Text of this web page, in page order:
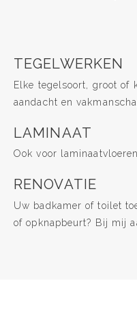
TEGELWERKEN
Elke tegelsoort, groot of
aandacht en
LAMINAAT
Ook voor
RENOVATIE
Uw badkamer of toilet
of opknapbeurt? Bij mij